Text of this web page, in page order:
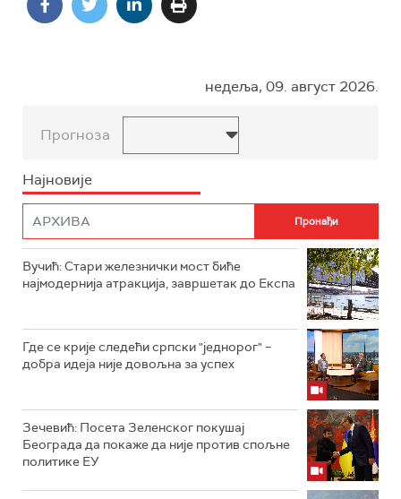
недеља, 09. август 2026.
Прогноза
Најновије
Вучић: Стари железнички мост биће
најмодернија атракција, завршетак до Експа
Где се крије следећи српски "једнорог" –
добра идеја није довољна за успех
Зечевић: Посета Зеленског покушај
Београда да покаже да није против спољне
политике ЕУ